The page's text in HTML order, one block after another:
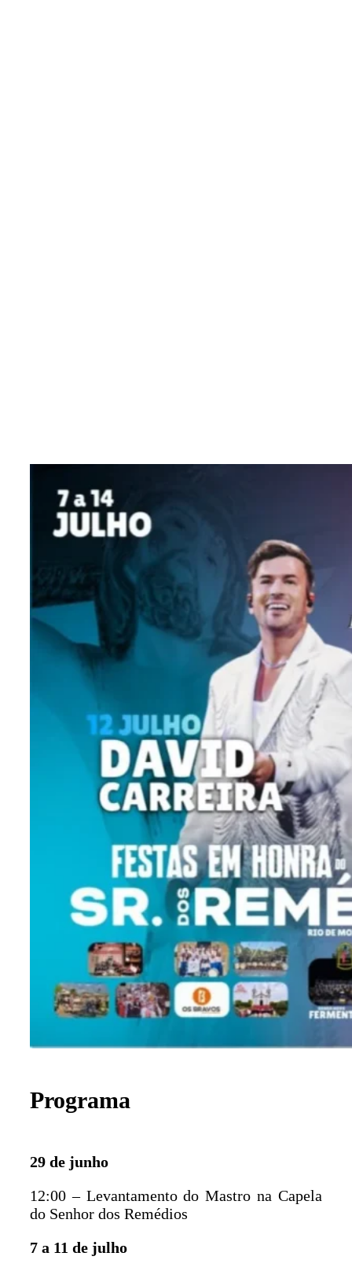
Programa
29 de junho
12:00 – Levantamento do Mastro na Capela
do Senhor dos Remédios
7 a 11 de julho